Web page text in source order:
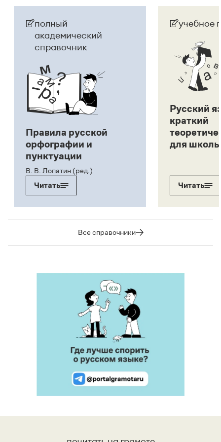
полный
академический
справочник
Правила русской
орфографии и
пунктуации
В. В. Лопатин (ред.)
Читать
учебное
Русский
краткий
для
Читать
Все справочники